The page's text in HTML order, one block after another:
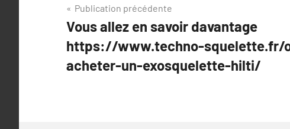
Navigation
de
l’article
Publication précédente
Vous allez en savoir davantage
https://www.techno-squelette.fr/
acheter-un-exosquelette-hilti/